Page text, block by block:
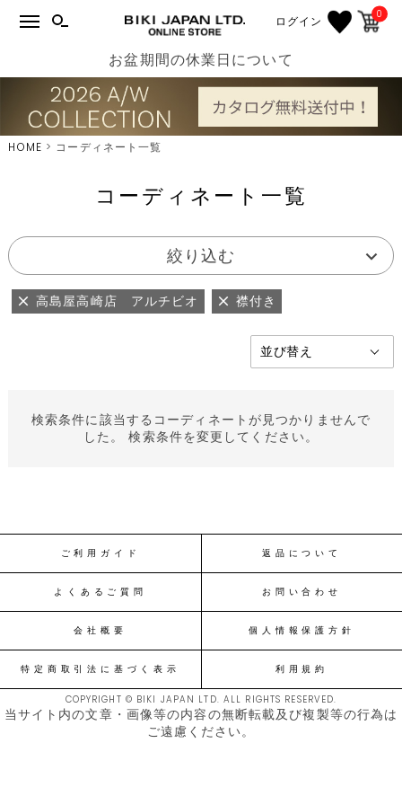
ログイン 0
お盆期間の休業日について
HOME コーディネート一覧
コーディネート一覧
絞り込む
高島屋高崎店 アルチビオ 襟付き
検索条件に該当するコーディネートが見つかりませんで
した。 検索条件を変更してください。
ご利用ガイド 返品について
よくあるご質問 お問い合わせ
会社概要 個人情報保護方針
特定商取引法に基づく表示 利用規約
COPYRIGHT © BIKI JAPAN LTD. ALL RIGHTS RESERVED.
当サイト内の文章・画像等の内容の無断転載及び複製等の行為は
ご遠慮ください。